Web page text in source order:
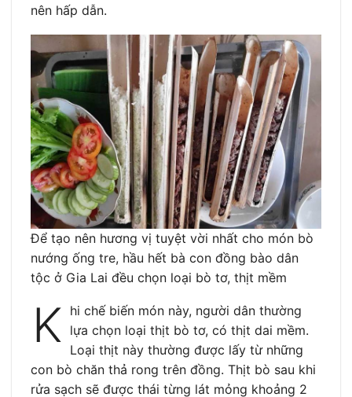
nên hấp dẫn.
Để tạo nên hương vị tuyệt vời nhất cho món bò
nướng ống tre, hầu hết bà con đồng bào dân
tộc ở Gia Lai đều chọn loại bò tơ, thịt mềm
K hi chế biến món này, người dân thường
lựa chọn loại thịt bò tơ, có thịt dai mềm.
Loại thịt này thường được lấy từ những
con bò chăn thả rong trên đồng. Thịt bò sau khi
rửa sạch sẽ được thái từng lát mỏng khoảng 2